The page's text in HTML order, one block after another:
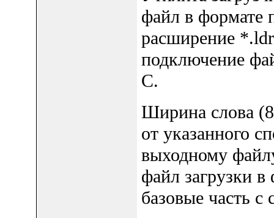
файл в формате
расширение
подключение
C.
Ширина слова (8
от указанного
выходному
файл загрузки
базовые часть